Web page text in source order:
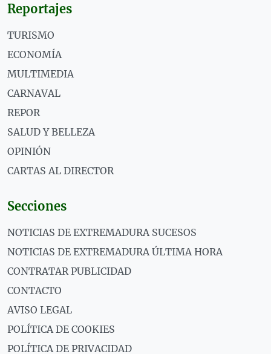
Reportajes
TURISMO
ECONOMÍA
MULTIMEDIA
CARNAVAL
REPOR
SALUD Y BELLEZA
OPINIÓN
CARTAS AL DIRECTOR
Secciones
NOTICIAS DE EXTREMADURA SUCESOS
NOTICIAS DE EXTREMADURA ÚLTIMA HORA
CONTRATAR PUBLICIDAD
CONTACTO
AVISO LEGAL
POLÍTICA DE COOKIES
POLÍTICA DE PRIVACIDAD